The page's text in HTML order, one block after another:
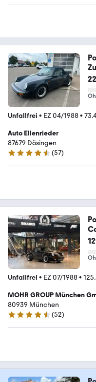
Unfallfrei • EZ 04/1988•
Auto Ellenrieder
87679 Dösingen
4.3 Sterne
(57)
Unfallfrei • EZ 07/1988•
MOHR GROUP München
80939 München
4.6 Sterne
(52)